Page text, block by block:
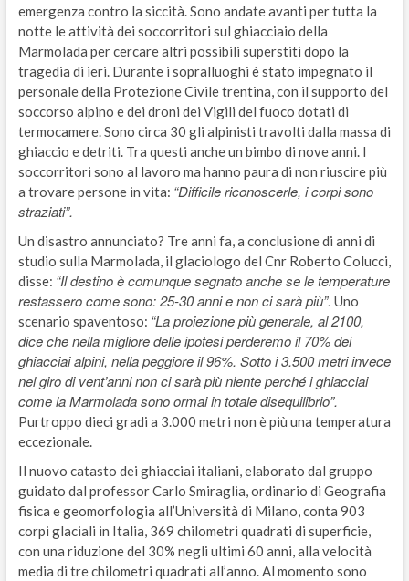
emergenza contro la siccità. Sono andate avanti per tutta la
notte le attività dei soccorritori sul ghiacciaio della
Marmolada per cercare altri possibili superstiti dopo la
tragedia di ieri. Durante i sopralluoghi è stato impegnato il
personale della Protezione Civile trentina, con il supporto del
soccorso alpino e dei droni dei Vigili del fuoco dotati di
termocamere. Sono circa 30 gli alpinisti travolti dalla massa di
ghiaccio e detriti. Tra questi anche un bimbo di nove anni. I
soccorritori sono al lavoro ma hanno paura di non riuscire più
a trovare persone in vita: “Difficile riconoscerle, i corpi sono
straziati”.
Un disastro annunciato? Tre anni fa, a conclusione di anni di
studio sulla Marmolada, il glaciologo del Cnr Roberto Colucci,
disse: “Il destino è comunque segnato anche se le temperature
restassero come sono: 25-30 anni e non ci sarà più”. Uno
scenario spaventoso: “La proiezione più generale, al 2100,
dice che nella migliore delle ipotesi perderemo il 70% dei
ghiacciai alpini, nella peggiore il 96%. Sotto i 3.500 metri invece
nel giro di vent’anni non ci sarà più niente perché i ghiacciai
come la Marmolada sono ormai in totale disequilibrio”.
Purtroppo dieci gradi a 3.000 metri non è più una temperatura
eccezionale.
Il nuovo catasto dei ghiacciai italiani, elaborato dal gruppo
guidato dal professor Carlo Smiraglia, ordinario di Geografia
fisica e geomorfologia all’Università di Milano, conta 903
corpi glaciali in Italia, 369 chilometri quadrati di superficie,
con una riduzione del 30% negli ultimi 60 anni, alla velocità
media di tre chilometri quadrati all’anno. Al momento sono